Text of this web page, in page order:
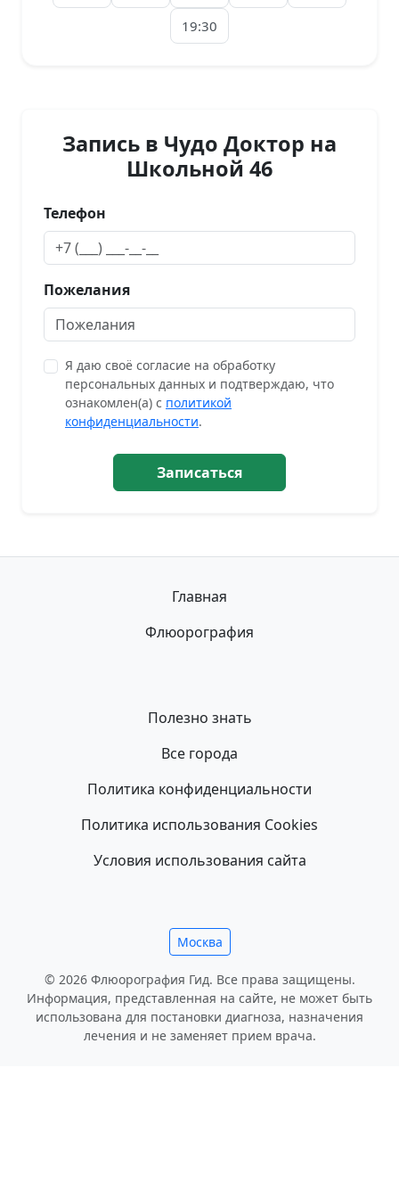
19:30
Запись в Чудо Доктор на
Школьной 46
Телефон
Пожелания
Я даю своё согласие на обработку
персональных данных и подтверждаю, что
ознакомлен(а) с политикой
конфиденциальности.
Записаться
Главная
Флюорография
Полезно знать
Все города
Политика конфиденциальности
Политика использования Cookies
Условия использования сайта
Москва
© 2026 Флюорография Гид. Все права защищены.
Информация, представленная на сайте, не может быть
использована для постановки диагноза, назначения
лечения и не заменяет прием врача.